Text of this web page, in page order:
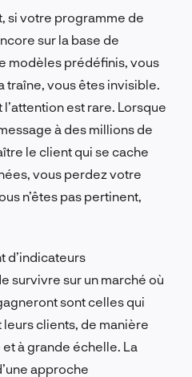
si votre programme de
sur la base de
modèles prédéfinis, vous
traîne, vous êtes invisible.
est rare. Lorsque
à des millions de
le client qui se cache
vous perdez votre
n’êtes pas pertinent,
d’indicateurs
survivre sur un marché où
sont celles qui
clients, de manière
à grande échelle. La
approche